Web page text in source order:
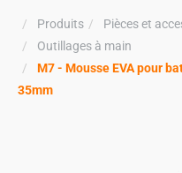
Produits Pièces et
Outillages à main
M7 - Mousse EVA pour
35mm